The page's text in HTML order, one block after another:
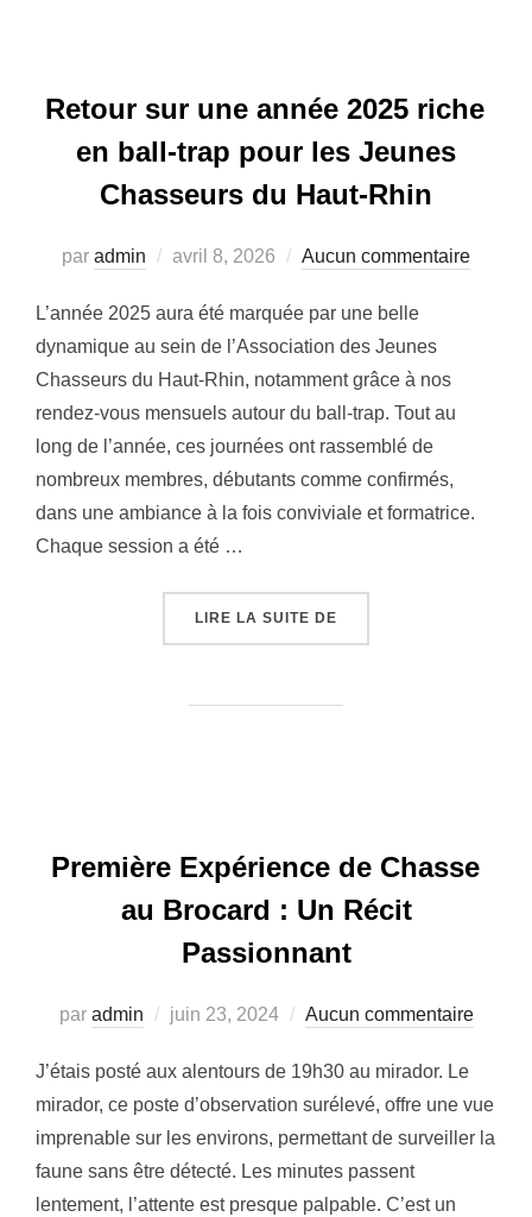
Retour sur une année 2025 riche
en ball-trap pour les Jeunes
Chasseurs du Haut-Rhin
par admin
Publié
avril 8, 2026 Aucun commentaire
L’année 2025 aura été marquée par une belle
dynamique au sein de l’Association des Jeunes
Chasseurs du Haut-Rhin, notamment grâce à nos
rendez-vous mensuels autour du ball-trap. Tout au
long de l’année, ces journées ont rassemblé de
nombreux membres, débutants comme confirmés,
dans une ambiance à la fois conviviale et formatrice.
Chaque session a été …
LIRE LA SUITE DE
Première Expérience de Chasse
au Brocard : Un Récit
Passionnant
par admin
Publié
juin 23, 2024 Aucun commentaire
J’étais posté aux alentours de 19h30 au mirador. Le
mirador, ce poste d’observation surélevé, offre une vue
imprenable sur les environs, permettant de surveiller la
faune sans être détecté. Les minutes passent
lentement, l’attente est presque palpable. C’est un